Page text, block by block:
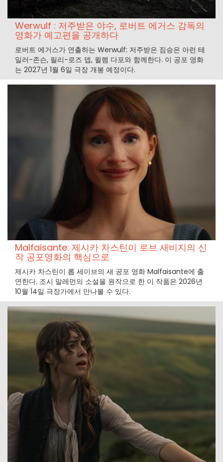
Werwulf : 저주받은 야수, 로버트 에거스 감독의
영화가 예고편을 공개하다
로버트 에거스가 연출하는 Werwulf: 저주받은 짐승은 아런 테
일러-존슨, 릴리-로즈 뎁, 윌렘 다포와 함께한다. 이 공포 영화
는 2027년 1월 6일 극장 개봉 예정이다.
Malfaisante: 제시카 차스틴이 로브 새비지의 신
작 공포영화의 핵심으로
제시카 차스틴이 롭 세이브의 새 공포 영화 Malfaisante에 출
연한다. 조시 말레먼의 소설을 원작으로 한 이 작품은 2026년
10월 14일 극장가에서 만나볼 수 있다.